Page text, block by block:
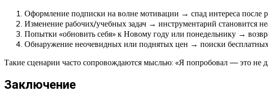
Оформление подписки на волне мотивации → спад интереса после
Изменение рабочих/учебных задач → инструментарий становится
Попытки «обновить себя» к Новому году или понедельнику →
Обнаружение неочевидных или поднятых цен → поиски бесплатных
Такие сценарии часто сопровождаются мыслью: «Я попробовал — это не
Заключение